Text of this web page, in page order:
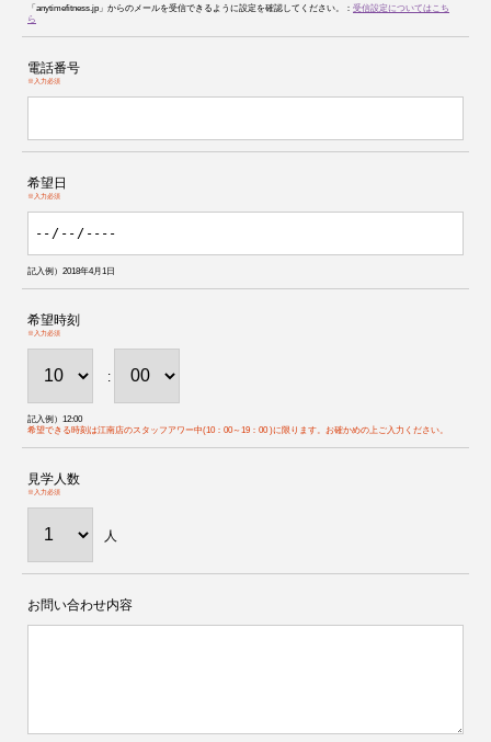
「anytimefitness.jp」からのメールを受信できるように設定を確認してください。： 受信設定についてはこち
ら
電話番号
※入力必須
希望日
※入力必須
記入例）2018年4月1日
希望時刻
※入力必須
:
記入例）12:00
希望できる時刻は江南店のスタッフアワー中(10：00～19：00 )に限ります。お確かめの上ご入力ください。
見学人数
※入力必須
人
お問い合わせ内容